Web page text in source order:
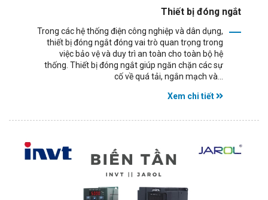
Thiết bị đóng ngắt
Trong các hệ thống điện công nghiệp và dân dụng,
thiết bị đóng ngắt đóng vai trò quan trọng trong
việc bảo vệ và duy trì an toàn cho toàn bộ hệ
thống. Thiết bị đóng ngắt giúp ngăn chặn các sự
cố về quá tải, ngắn mạch và...
Xem chi tiết